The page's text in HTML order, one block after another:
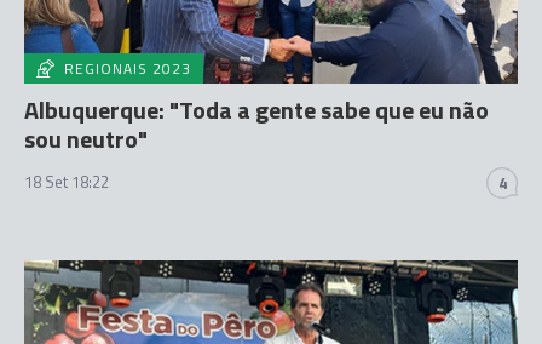
REGIONAIS 2023
Albuquerque: "Toda a gente sabe que eu não
sou neutro"
18 Set 18:22 4